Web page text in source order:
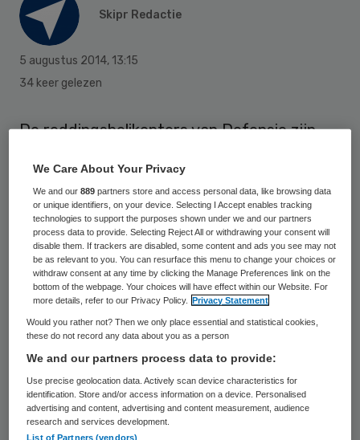
Skipr Redactie
5 augustus 2014, 13:15
34 keer gelezen
De reddingshelikopters van Defensie zijn
Waddeneilanden naar het vasteland
gevlogen: 33 patiënten moesten worden
overgevlogen.
“Het vakantieseizoen is altijd drukker”, zegt
majoor Ed Scherpenzeel. “Er hangen hier
heel wat geboortekaartjes.” Die zijn van
zwangere vrouwen die in allerijl per
helikopter naar het ziekenhuis zijn
gebracht.
We Care About Your Privacy
We and our889 partners store and access personal data, like browsing data
or unique identifiers, on your device. Selecting I Accept enables tracking
technologies to support the purposes shown under we and our partners
process data to provide. Selecting Reject All or withdrawing your consent will
disable them. If trackers are disabled, some content and ads you see may not
be as relevant to you. You can resurface this menu to change your choices or
withdraw consent at any time by clicking the Manage Preferences link on the
bottom of the webpage. Your choices will have effect within our Website. For
more details, refer to our Privacy Policy.
Privacy Statement
Would you rather not? Then we only place essential and statistical cookies,
these do not record any data about you as a person
We and our partners process data to provide:
Use precise geolocation data. Actively scan device characteristics for
identification. Store and/or access information on a device. Personalised
advertising and content, advertising and content measurement, audience
research and services development.
List of Partners (vendors)